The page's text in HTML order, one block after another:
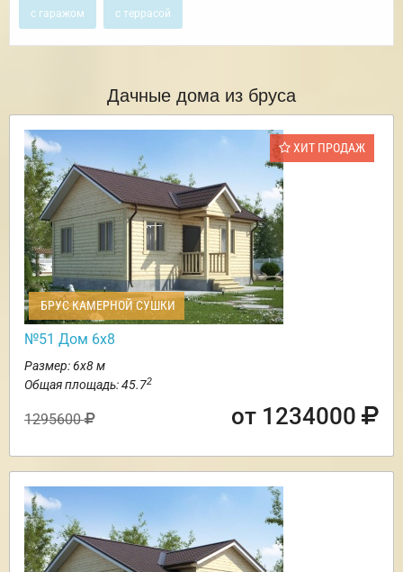
с гаражом с террасой
Дачные дома из бруса
ХИТ ПРОДАЖ
БРУС КАМЕРНОЙ СУШКИ
№51 Дом 6х8
Размер: 6х8 м
Общая площадь: 45.72
1295600 от 1234000